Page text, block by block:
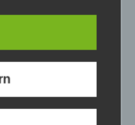
dieser
oder